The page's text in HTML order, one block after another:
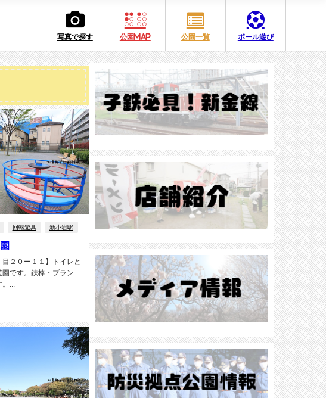
写真で探す 公園MAP 公園一覧 ボール遊び
回転遊具 新小岩駅
目２０ー１１】トイレと
です。鉄棒・ブラン
。...